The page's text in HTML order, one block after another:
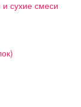
и сухие смеси